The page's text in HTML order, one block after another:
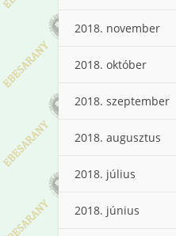
2018. november
2018. október
2018. szeptember
2018. augusztus
2018. július
2018. június